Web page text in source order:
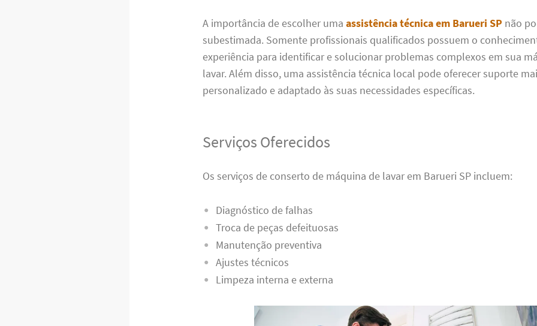
A importância de escolher umaassistência técnica em Barueri SP não
subestimada. Somente profissionais qualificados possuem o
experiência para identificar e solucionar problemas complexos em sua
lavar. Além disso, uma assistência técnica local pode oferecer suporte
personalizado e adaptado às suas necessidades específicas.
Serviços Oferecidos
Os serviços de conserto de máquina de lavar em Barueri SP incluem:
Diagnóstico de falhas
Troca de peças defeituosas
Manutenção preventiva
Ajustes técnicos
Limpeza interna e externa